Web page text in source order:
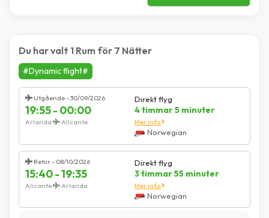
Du har valt 1 Rum för 7 Nätter
#Dynamic flight#
Utgående - 30/09/2026
19:55 - 00:00
Arlanda Alicante
Direkt flyg
4 timmar 5 minuter
Mer info
Norwegian
Retur - 08/10/2026
15:40 - 19:35
Alicante Arlanda
Direkt flyg
3 timmar 55 minuter
Mer info
Norwegian